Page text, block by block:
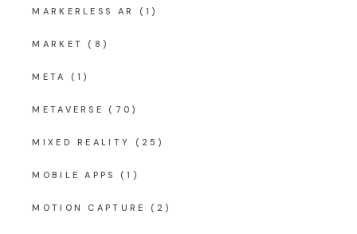
MARKERLESS AR (1)
MARKET (8)
META (1)
METAVERSE (70)
MIXED REALITY (25)
MOBILE APPS (1)
MOTION CAPTURE (2)